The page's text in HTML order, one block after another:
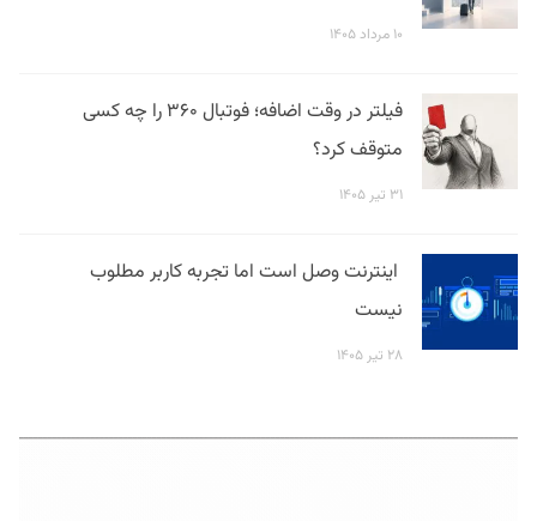
۱۰ مرداد ۱۴۰۵
فیلتر در وقت اضافه؛ فوتبال ۳۶۰ را چه کسی
متوقف کرد؟
۳۱ تیر ۱۴۰۵
اینترنت وصل است اما تجربه کاربر مطلوب
نیست
۲۸ تیر ۱۴۰۵